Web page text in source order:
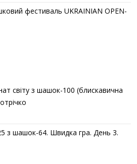
фестиваль UKRAINIAN OPEN-
світу з шашок-100 (блискавична
з шашок-64. Швидка гра. День 3.